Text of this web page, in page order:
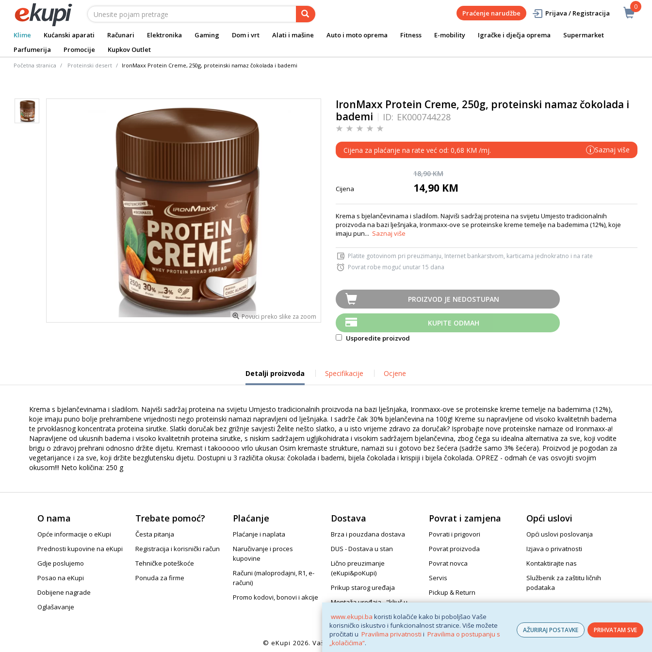
www.ekupi.ba koristi kolačiće kako bi poboljšao Vaše
korisničko iskustvo i funkcionalnost stranice. Više možete
pročitati u Pravilima privatnosti i Pravilima o postupanju s
„kolačićima“.
AŽURIRAJ POSTAVKE PRIHVATAM SVE
0
Praćenje narudžbe Prijava / Registracija
Klime Kućanski aparati Računari Elektronika Gaming Dom i vrt Alati i mašine Auto i moto oprema Fitness E-mobility Igračke i dječja oprema
Supermarket
Parfumerija
Promocije Kupkov Outlet
Početna stranica Proteinski desert IronMaxx Protein Creme, 250g, proteinski namaz čokolada i bademi
Povuci preko slike za zoom
IronMaxx Protein Creme, 250g, proteinski namaz čokolada i
bademi
ID: EK000744228
Cijena za plaćanje na rate već od: 0,68 KM /mj. i Saznaj više
18,90 KM
Cijena 14,90 KM
Krema s bjelančevinama i sladilom. Najviši sadržaj proteina na svijetu Umjesto tradicionalnih
proizvoda na bazi lješnjaka, Ironmaxx-ove se proteinske kreme temelje na bademima (12%), koje
imaju pun... Saznaj više
Platite gotovinom pri preuzimanju, Internet bankarstvom, karticama jednokratno i na rate
Povrat robe moguć unutar 15 dana
PROIZVOD JE NEDOSTUPAN
KUPITE ODMAH
Usporedite proizvod
Detalji proizvoda Specifikacije Ocjene
Krema s bjelančevinama i sladilom. Najviši sadržaj proteina na svijetu Umjesto tradicionalnih proizvoda na bazi lješnjaka, Ironmaxx-ove se proteinske kreme temelje na bademima (12%),
koje imaju puno bolje prehrambene vrijednosti nego proteinski namazi napravljeni od lješnjaka. I sadrže čak 30% bjelančevina na 100g! Kreme su napravljene od visoko kvalitetnih badema
te prvoklasnog koncentrata proteina sirutke. Slatki doručak bez grižnje savjesti Želite nešto slatko, a u isto vrijeme zdravo za doručak? Isprobajte nove proteinske namaze od Ironmaxx-a!
Napravljene od ukusnih badema i visoko kvalitetnih proteina sirutke, s niskim sadržajem ugljikohidrata i visokim sadržajem bjelančevina, zbog čega su idealna alternativa za sve, koji vodite
brigu o zdravoj prehrani odnosno držite dijetu. Kremast i takooooo vrlo ukusan Osim kremaste strukture, namazi su i gotovo bez šećera (sadrže samo 3% šećera). Proizvod je pogodan za
vegetarijance i za sve, koji držite bezglutensku dijetu. Dostupni u 3 različita okusa: čokolada i bademi, bijela čokolada i krispiji i bijela čokolada. OPREZ - odmah će vas osvojiti svojim
okusom!!! Neto količina: 250 g
O nama
Opće informacije o eKupi
Prednosti kupovine na eKupi
Gdje poslujemo
Posao na eKupi
Dobijene nagrade
Oglašavanje
Trebate pomoć?
Česta pitanja
Registracija i korisnički račun
Tehničke poteškoće
Ponuda za firme
Plaćanje
Plaćanje i naplata
Naručivanje i proces
kupovine
Računi (maloprodajni, R1, e-
računi)
Promo kodovi, bonovi i akcije
Dostava
Brza i pouzdana dostava
DUS - Dostava u stan
Lično preuzimanje
(eKupi&poKupi)
Prikup starog uređaja
Montaža uređaja - "ključ u
Povrat i zamjena
Povrati i prigovori
Povrat proizvoda
Povrat novca
Servis
Pickup & Return
Opći uslovi
Opći uslovi poslovanja
Izjava o privatnosti
Kontaktirajte nas
Službenik za zaštitu ličnih
podataka
© eKupi 2026. Vaša internet trgovina